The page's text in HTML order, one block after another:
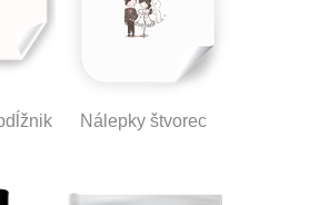
Nálepky štvorec